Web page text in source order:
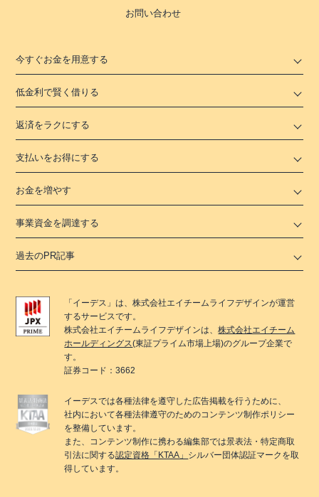
お問い合わせ
今すぐお金を用意する
低金利で賢く借りる
返済をラクにする
支払いをお得にする
お金を増やす
事業資金を調達する
過去のPR記事
「 イーデス 」は、株式会社エイチームライフデザインが運営
するサービスです。
株式会社エイチームライフデザインは、株式会社エイチーム
ホールディングス(東証プライム市場上場)のグループ企業で
す。
証券コード：3662
イーデスでは各種法律を遵守した広告掲載を行うために、
社内において各種法律遵守のためのコンテンツ制作ポリシー
を整備しています。
また、コンテンツ制作に携わる編集部では景表法・特定商取
引法に関する認定資格「KTAA」 シルバー団体認証マークを取
得しています。